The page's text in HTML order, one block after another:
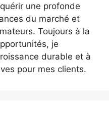
une profonde
du marché et
Toujours à la
je
durable et à
pour mes clients.